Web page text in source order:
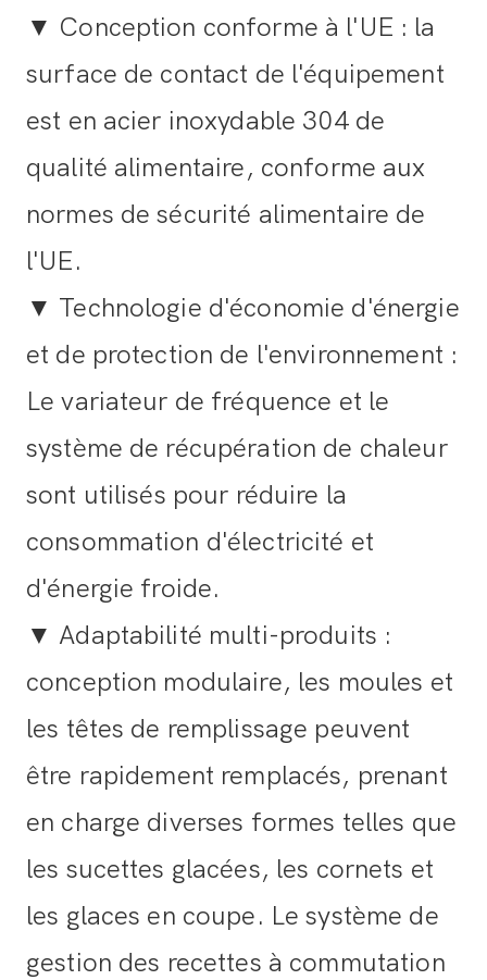
▼ Conception conforme à l'UE : la
surface de contact de l'équipement
est en acier inoxydable 304 de
qualité alimentaire, conforme aux
normes de sécurité alimentaire de
l'UE.
▼ Technologie d'économie d'énergie
et de protection de l'environnement :
Le variateur de fréquence et le
système de récupération de chaleur
sont utilisés pour réduire la
consommation d'électricité et
d'énergie froide.
▼ Adaptabilité multi-produits :
conception modulaire, les moules et
les têtes de remplissage peuvent
être rapidement remplacés, prenant
en charge diverses formes telles que
les sucettes glacées, les cornets et
les glaces en coupe. Le système de
gestion des recettes à commutation